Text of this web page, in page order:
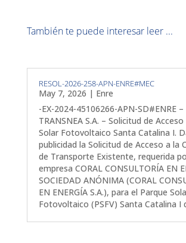
También te puede interesar leer ...
RESOL-2026-258-APN-ENRE#MEC
May 7, 2026 | Enre
-EX-2024-45106266-APN-SD#ENRE –
TRANSNEA S.A. – Solicitud de
Solar Fotovoltaico Santa Catalina I.
publicidad la Solicitud de Acceso a la
de Transporte Existente, requerida
empresa CORAL CONSULTORÍA EN
SOCIEDAD ANÓNIMA (CORAL
EN ENERGÍA S.A.), para el Parque
Fotovoltaico (PSFV) Santa Catalina I